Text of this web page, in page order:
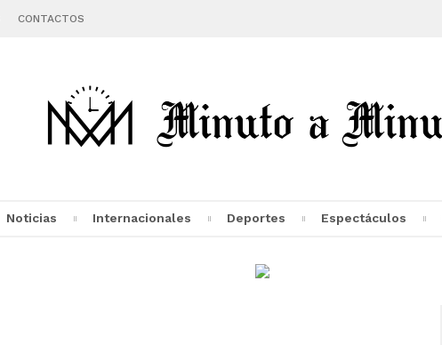
CONTACTOS
Noticias Internacionales Deportes Espectáculos